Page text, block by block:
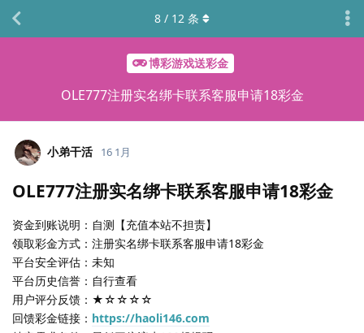
博彩游戏送彩金
OLE777注册实名绑卡联系客服申请18彩金
8 / 12 条
小弟干活 16 1月
OLE777注册实名绑卡联系客服申请18彩金
资金到账说明：自测【充值本站不担责】
领取彩金方式：注册实名绑卡联系客服申请18彩金
平台安全评估：未知
平台历史信誉：自行查看
用户评分反馈：★☆☆☆☆
回馈彩金链接： https://haoli146.com